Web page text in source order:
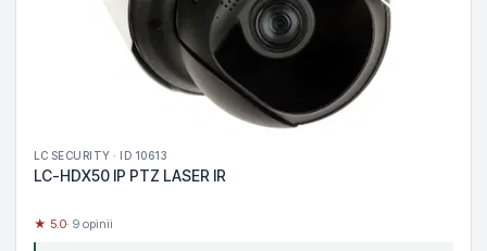
LC SECURITY · ID 10613
LC-HDX50 IP PTZ LASER IR
★ 5.0· 9 opinii